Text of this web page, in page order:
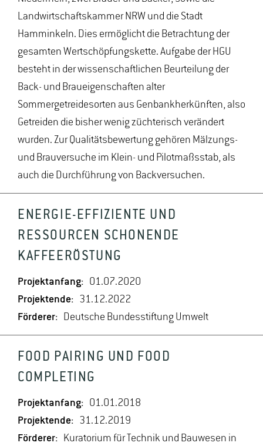
Landwirtschaftskammer NRW und die Stadt
Hamminkeln. Dies ermöglicht die Betrachtung der
gesamten Wertschöpfungskette. Aufgabe der HGU
besteht in der wissenschaftlichen Beurteilung der
Back- und Braueigenschaften alter
Sommergetreidesorten aus Genbankherkünften, also
Getreiden die bisher wenig züchterisch verändert
wurden. Zur Qualitätsbewertung gehören Mälzungs-
und Brauversuche im Klein- und Pilotmaßsstab, als
auch die Durchführung von Backversuchen.
ENERGIE-EFFIZIENTE UND
RESSOURCEN SCHONENDE
KAFFEERÖSTUNG
Projektanfang: 01.07.2020
Projektende: 31.12.2022
Förderer: Deutsche Bundesstiftung Umwelt
FOOD PAIRING UND FOOD
COMPLETING
Projektanfang: 01.01.2018
Projektende: 31.12.2019
Förderer: Kuratorium für Technik und Bauwesen in